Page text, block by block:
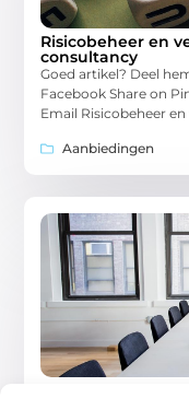
Risicobeheer en
consultancy
Goed artikel? Deel
Facebook Share on
Email Risicobeheer
Aanbiedingen